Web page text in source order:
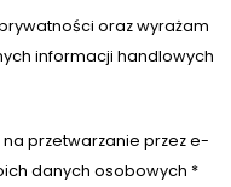
oraz wyrażam
informacji handlowych
przetwarzanie przez e-
danych osobowych *